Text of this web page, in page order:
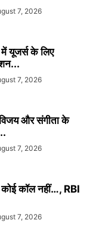
7, 2026
यूजर्स के लिए
7, 2026
और संगीता के
7, 2026
कोई कॉल नहीं…, RBI
7, 2026